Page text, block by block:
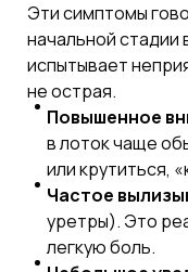
Эти симптомы
начальной стадии
испытывает
не острая.
Повышенное
в лоток чаще
или крутиться,
Частое
уретры). Это
легкую боль.